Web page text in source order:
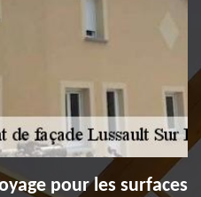
pour les surfaces